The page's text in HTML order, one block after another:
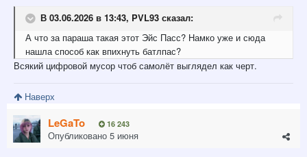
В 03.06.2026 в 13:43, PVL93 сказал:
А что за параша такая этот Эйс Пасс? Намко уже и сюда
нашла способ как впихнуть батлпас?
Всякий цифровой мусор чтоб самолёт выглядел как черт.
Наверх
LeGaTo 16 243
Опубликовано 5 июня